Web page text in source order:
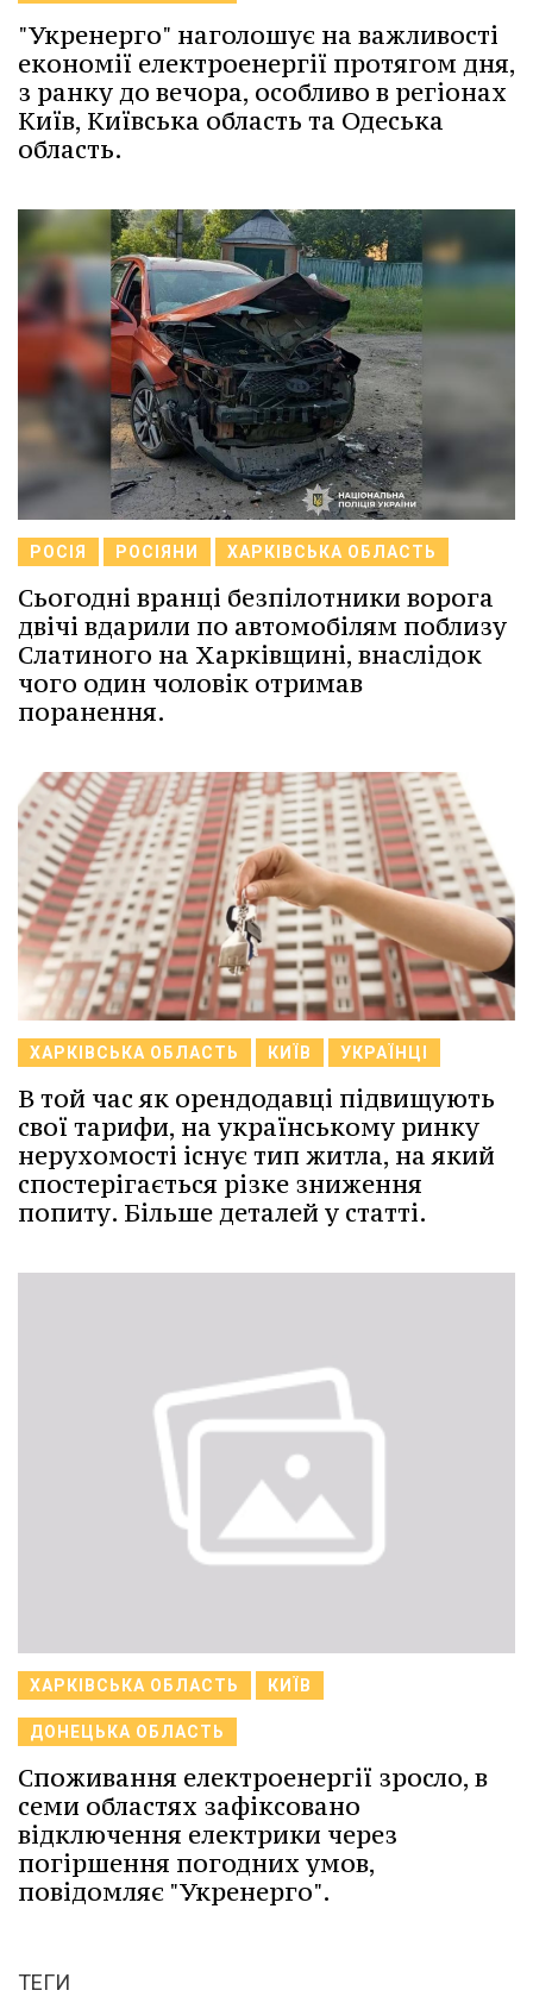
"Укренерго" наголошує на важливості
економії електроенергії протягом дня,
з ранку до вечора, особливо в регіонах
Київ, Київська область та Одеська
область.
РОСІЯ РОСІЯНИ ХАРКІВСЬКА ОБЛАСТЬ
Сьогодні вранці безпілотники ворога
двічі вдарили по автомобілям поблизу
Слатиного на Харківщині, внаслідок
чого один чоловік отримав
поранення.
ХАРКІВСЬКА ОБЛАСТЬ КИЇВ УКРАЇНЦІ
В той час як орендодавці підвищують
свої тарифи, на українському ринку
нерухомості існує тип житла, на який
спостерігається різке зниження
попиту. Більше деталей у статті.
ХАРКІВСЬКА ОБЛАСТЬ КИЇВ
ДОНЕЦЬКА ОБЛАСТЬ
Споживання електроенергії зросло, в
семи областях зафіксовано
відключення електрики через
погіршення погодних умов,
повідомляє "Укренерго".
ТЕГИ